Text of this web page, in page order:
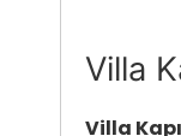
Villa
Villa